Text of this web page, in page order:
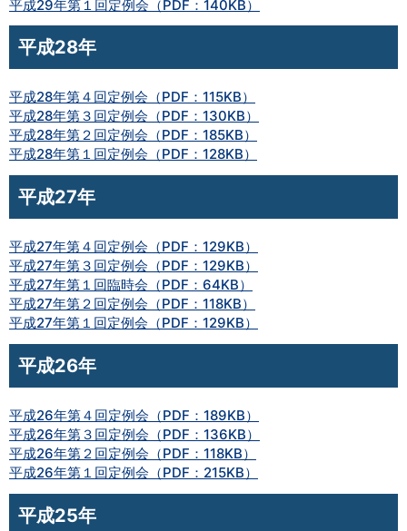
平成29年第１回定例会（PDF：140KB）
平成28年
平成28年第４回定例会（PDF：115KB）
平成28年第３回定例会（PDF：130KB）
平成28年第２回定例会（PDF：185KB）
平成28年第１回定例会（PDF：128KB）
平成27年
平成27年第４回定例会（PDF：129KB）
平成27年第３回定例会（PDF：129KB）
平成27年第１回臨時会（PDF：64KB）
平成27年第２回定例会（PDF：118KB）
平成27年第１回定例会（PDF：129KB）
平成26年
平成26年第４回定例会（PDF：189KB）
平成26年第３回定例会（PDF：136KB）
平成26年第２回定例会（PDF：118KB）
平成26年第１回定例会（PDF：215KB）
平成25年